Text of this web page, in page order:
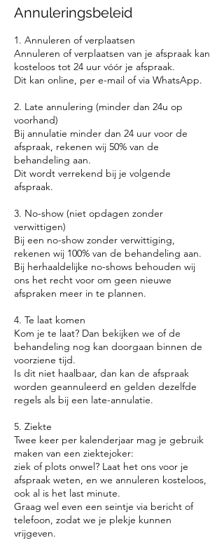
Annuleringsbeleid
1. Annuleren of verplaatsen
Annuleren of verplaatsen van je afspraak kan
kosteloos tot 24 uur vóór je afspraak.
Dit kan online, per e-mail of via WhatsApp.
2. Late annulering (minder dan 24u op
voorhand)
Bij annulatie minder dan 24 uur voor de
afspraak, rekenen wij 50% van de
behandeling aan.
Dit wordt verrekend bij je volgende
afspraak.
3. No-show (niet opdagen zonder
verwittigen)
Bij een no-show zonder verwittiging,
rekenen wij 100% van de behandeling aan.
Bij herhaaldelijke no-shows behouden wij
ons het recht voor om geen nieuwe
afspraken meer in te plannen.
4. Te laat komen
Kom je te laat? Dan bekijken we of de
behandeling nog kan doorgaan binnen de
voorziene tijd.
Is dit niet haalbaar, dan kan de afspraak
worden geannuleerd en gelden dezelfde
regels als bij een late-annulatie.
5. Ziekte
Twee keer per kalenderjaar mag je gebruik
maken van een ziektejoker:
ziek of plots onwel? Laat het ons voor je
afspraak weten, en we annuleren kosteloos,
ook al is het last minute.
Graag wel even een seintje via bericht of
telefoon, zodat we je plekje kunnen
vrijgeven.